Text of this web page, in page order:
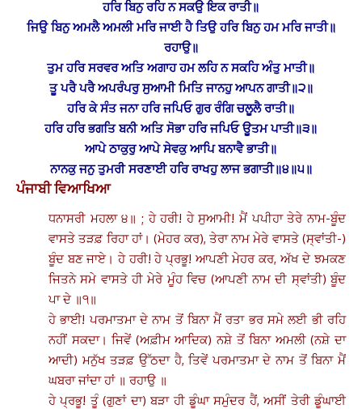
ਹਰਿ ਬਿਨੁ ਰਹਿ ਨ ਸਕਉ ਇਕ ਰਾਤੀ॥
ਜਿਉ ਬਿਨੁ ਅਮਲੈ ਅਮਲੀ ਮਰਿ ਜਾਈ ਹੈ ਤਿਉ ਹਰਿ ਬਿਨੁ ਹਮ ਮਰਿ ਜਾਤੀ॥
ਰਹਾਉ॥
ਤੁਮ ਹਰਿ ਸਰਵਰ ਅਤਿ ਅਗਾਹ ਹਮ ਲਹਿ ਨ ਸਕਹਿ ਅੰਤੁ ਮਾਤੀ॥
ਤੂ ਪਰੈ ਪਰੈ ਅਪਰੰਪਰੁ ਸੁਆਮੀ ਮਿਤਿ ਜਾਨਹੁ ਆਪਨ ਗਾਤੀ॥੨॥
ਹਰਿ ਕੇ ਸੰਤ ਜਨਾ ਹਰਿ ਜਪਿਓ ਗੁਰ ਰੰਗਿ ਚਲੂਲੈ ਰਾਤੀ॥
ਹਰਿ ਹਰਿ ਭਗਤਿ ਬਨੀ ਅਤਿ ਸੋਭਾ ਹਰਿ ਜਪਿਓ ਊਤਮ ਪਾਤੀ॥੩॥
ਆਪੇ ਠਾਕੁਰੁ ਆਪੇ ਸੇਵਕੁ ਆਪਿ ਬਨਾਵੈ ਭਾਤੀ॥
ਨਾਨਕੁ ਜਨੁ ਤੁਮਰੀ ਸਰਣਾਈ ਹਰਿ ਰਾਖਹੁ ਲਾਜ ਭਗਾਤੀ॥੪॥੫॥
ਪੰਜਾਬੀ ਵਿਆਖਿਆ
ਧਨਾਸਰੀ ਮਹਲਾ ੪॥ ; ਹੇ ਹਰੀ! ਹੇ ਸੁਆਮੀ! ਮੈਂ ਪਪੀਹਾ ਤੇਰੇ ਨਾਮ-ਬੂੰਦ
ਵਾਸਤੇ ਤੜਫ਼ ਰਿਹਾ ਹਾਂ। (ਮੇਹਰ ਕਰ), ਤੇਰਾ ਨਾਮ ਮੇਰੇ ਵਾਸਤੇ (ਸ੍ਵਾਂਤੀ-)
ਬੂੰਦ ਬਣ ਜਾਏ। ਹੇ ਹਰੀ! ਹੇ ਪ੍ਰਭੂ! ਆਪਣੀ ਮੇਹਰ ਕਰ, ਅੱਖ ਦੇ ਝਮਕਣ
ਜਿਤਨੇ ਸਮੇ ਵਾਸਤੇ ਹੀ ਮੇਰੇ ਮੂੰਹ ਵਿਚ (ਆਪਣੀ ਨਾਮ ਦੀ ਸ੍ਵਾਂਤੀ) ਬੂੰਦ
ਪਾ ਦੇ ॥੧॥
ਹੇ ਭਾਈ! ਪਰਮਾਤਮਾ ਦੇ ਨਾਮ ਤੋਂ ਬਿਨਾ ਮੈਂ ਰਤਾ ਭਰ ਸਮੇ ਲਈ ਭੀ ਰਹਿ
ਨਹੀਂ ਸਕਦਾ। ਜਿਵੇਂ (ਅਫ਼ੀਮ ਆਦਿਕ) ਨਸ਼ੇ ਤੋਂ ਬਿਨਾ ਅਮਲੀ (ਨਸ਼ੇ ਦਾ
ਆਦੀ) ਮਨੁੱਖ ਤੜਫ਼ ਉੱਠਦਾ ਹੈ, ਤਿਵੇਂ ਪਰਮਾਤਮਾ ਦੇ ਨਾਮ ਤੋਂ ਬਿਨਾ ਮੈਂ
ਘਬਰਾ ਜਾਂਦਾ ਹਾਂ ॥ ਰਹਾਉ ॥
ਹੇ ਪ੍ਰਭੂ! ਤੂੰ (ਗੁਣਾਂ ਦਾ) ਬੜਾ ਹੀ ਡੂੰਘਾ ਸਮੁੰਦਰ ਹੈਂ, ਅਸੀਂ ਤੇਰੀ ਡੂੰਘਾਈ